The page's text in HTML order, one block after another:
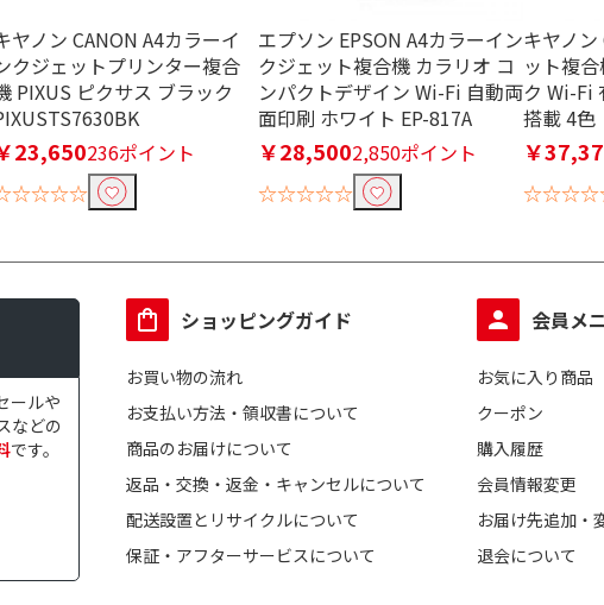
ヤノン CANON A4カラーイ
クジェットプリンター複合
PIXUS ピクサス ブラック
23,650236ポイント
エプソン EPSON A4カラーイン
クジェット複合機 カラリオ コ
ンパクトデザイン Wi-Fi 自動両
面印刷 ホワイト EP-817A
￥28,5002,850ポイント
☆☆☆☆☆
キヤノン
ット複
ク Wi-Fi
搭載 4
￥
ールや
などの
です。
ショッピングガイド
お買い物の流れ
お支払い方法・領収書について
商品のお届けについて
返品・交換・返金・キャンセルについて
配送設置とリサイクルについて
保証・アフターサービスについて
会員メ
お気に入り商品
クーポン
購入履歴
会員情報変更
お届け先追加・
退会について